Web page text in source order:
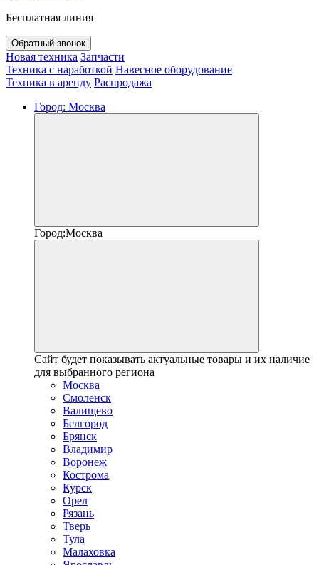
Бесплатная линия
Обратный звонок
Новая техника Запчасти
Техника с наработкой Навесное оборудование
Техника в аренду Распродажа
Город: Москва
Город:Москва
Сайт будет показывать актуальные товары и их наличие
для выбранного региона
Москва
Смоленск
Валищево
Белгород
Брянск
Владимир
Воронеж
Кострома
Курск
Орел
Рязань
Тверь
Тула
Малаховка